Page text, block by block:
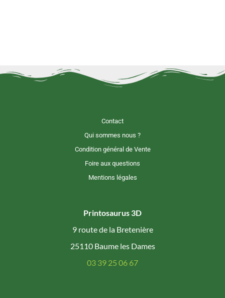
Contact
Qui sommes nous ?
Condition général de Vente
Foire aux questions
Mentions légales
Printosaurus 3D
9 route de la Bretenière
25110 Baume les Dames
03 39 25 06 67